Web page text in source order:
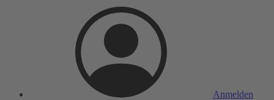
Anmelden